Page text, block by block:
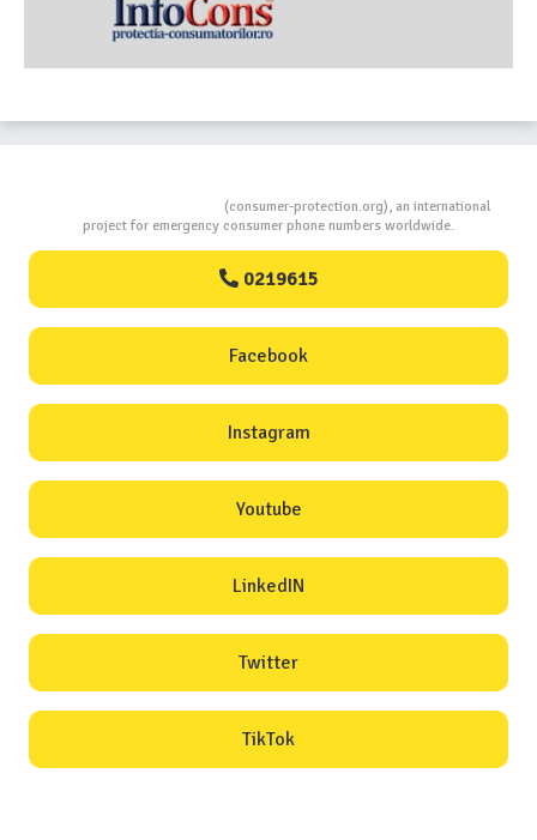
(consumer-protection.org), an international
project for emergency consumer phone numbers worldwide.
0219615
Facebook
Instagram
Youtube
LinkedIN
Twitter
TikTok